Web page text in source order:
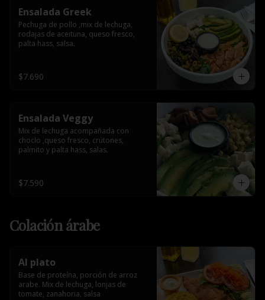
Ensalada Greek
Pechuga de pollo ,mix de lechuga,
rodajas de aceituna, queso fresco,
palta hass, salsa.
$7.690
Ensalada Veggy
Mix de lechuga acompañada con
choclo ,queso fresco, crútones,
palmito y palta hass, salas.
$7.590
Colación árabe
Al plato
Base de proteína, porción de arroz
arabe. Mix de lechuga, lonjas de
tomate, zanahoria, salsa